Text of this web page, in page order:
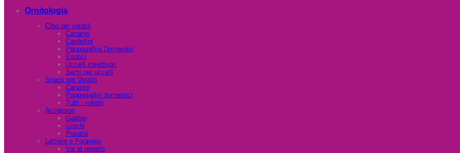
Ornitologia
Cibo per volatili
Canarini
Cardellini
Pappagallini Domestici
Esotici
Uccelli insettivori
Semi per uccelli
Snack per Volatili
Canarini
Pappagallini domestici
Tutti i volatili
Accessori
Gabbie
Giochi
Posatoi
Lettiere e Foraggio
Vai al reparto